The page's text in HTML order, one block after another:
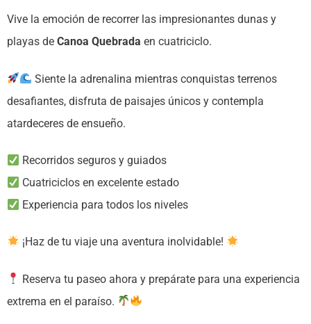
Vive la emoción de recorrer las impresionantes dunas y
playas de Canoa Quebrada en cuatriciclo.
Siente la adrenalina mientras conquistas terrenos
desafiantes, disfruta de paisajes únicos y contempla
atardeceres de ensueño.
Recorridos seguros y guiados
Cuatriciclos en excelente estado
Experiencia para todos los niveles
¡Haz de tu viaje una aventura inolvidable!
Reserva tu paseo ahora y prepárate para una experiencia
extrema en el paraíso.